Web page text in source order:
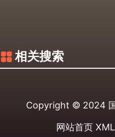
相关搜索
Copyright © 2024
网站首页 XML